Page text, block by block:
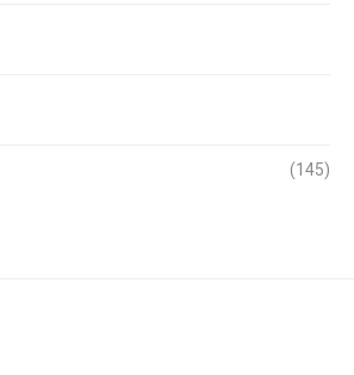
(145)